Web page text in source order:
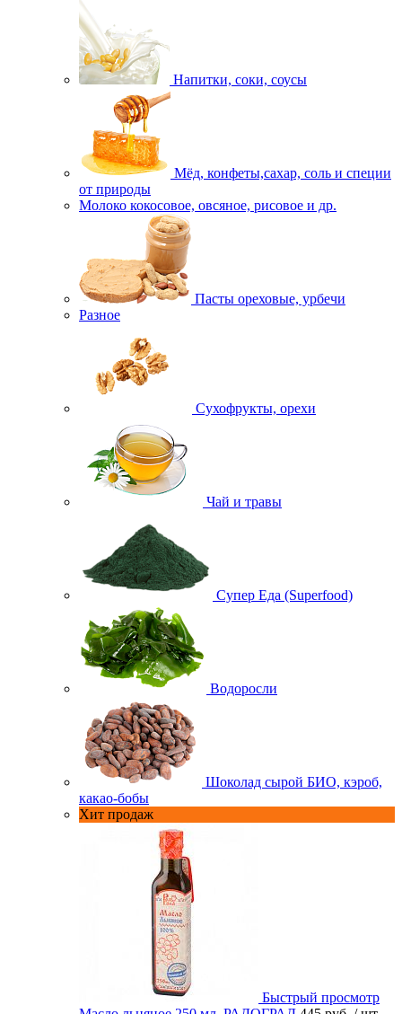
Напитки, соки, соусы
Мёд, конфеты,сахар, соль и специи
от природы
Молоко кокосовое, овсяное, рисовое и др.
Пасты ореховые, урбечи
Разное
Сухофрукты, орехи
Чай и травы
Супер Еда (Superfood)
Водоросли
Шоколад сырой БИО, кэроб,
какао-бобы
Хит продаж
Быстрый просмотр